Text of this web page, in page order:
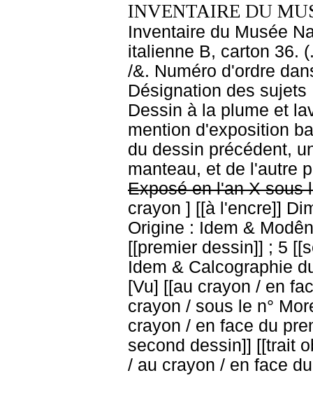
INVENTAIRE DU
Inventaire du Musée
italienne B, carton 36.
/&. Numéro d'ordre
Désignation des
Dessin à la plume et
mention d'exposition
du dessin précédent,
manteau, et de l'autre
Exposé en l'an X sous
crayon ] [[à l'encre]]
Origine : Idem &
[[premier dessin]] ; 5
Idem & Calcographie
[Vu] [[au crayon / en
crayon / sous le n°
crayon / en face du
second dessin]] [[trait
/ au crayon / en face